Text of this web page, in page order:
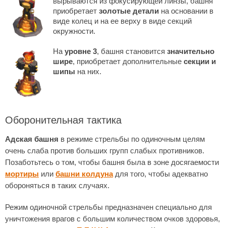
приобретает золотые детали на основании в
виде колец и на ее верху в виде секций
окружности.
На уровне 3, башня становится значительно
шире, приобретает дополнительные секции и
шипы на них.
Оборонительная тактика
Адская башня в режиме стрельбы по одиночным целям
очень слаба против больших групп слабых противников.
Позаботьтесь о том, чтобы башня была в зоне досягаемости
мортиры или башни колдунадля того, чтобы адекватно
обороняться в таких случаях.
Режим одиночной стрельбы предназначен специально для
уничтожения врагов с большим количеством очков здоровья,